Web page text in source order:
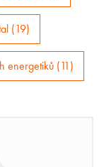
(19)
energetiků (11)